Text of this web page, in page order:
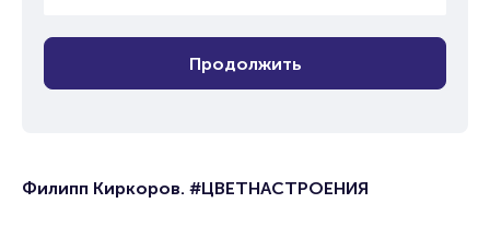
Продолжить
Филипп Киркоров. #ЦВЕТНАСТРОЕНИЯ